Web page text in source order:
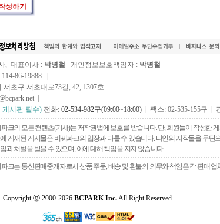
성하기
, 대표이사 : 박병철 개인정보보호책임자 : 박병철
86-19888 |
서초구 서초대로73길, 42, 1307호
|
게시판 필수) 전화: 02-534-982구(09:00~18:00) | 팩스: 02-535-155구 |
파크의 모든 컨텐츠(기사)는 저작권법에 보호를 받습니다. 단, 회원들이 작성한
게재된 게시물은 비씨파크의 입장과 다를 수 있습니다. 타인의 저작물을 무단
과 처벌을 받을 수 있으며, 이에 대해 책임을 지지 않습니다.
파크는 통신판매중개자로서 상품 주문, 배송 및 환불의 의무와 책임은 각 판매 업
Copyright ⓒ 2000-2026 BCPARK Inc.All Right Reserved.